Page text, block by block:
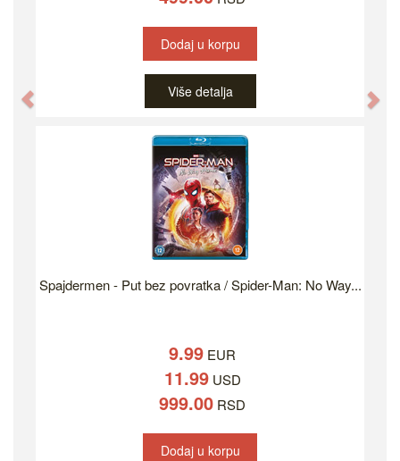
Dodaj u korpu
Više detalja
Spajdermen - Put bez povratka / Spider-Man: No Way...
9.99 EUR
11.99USD
999.00 RSD
Dodaj u korpu